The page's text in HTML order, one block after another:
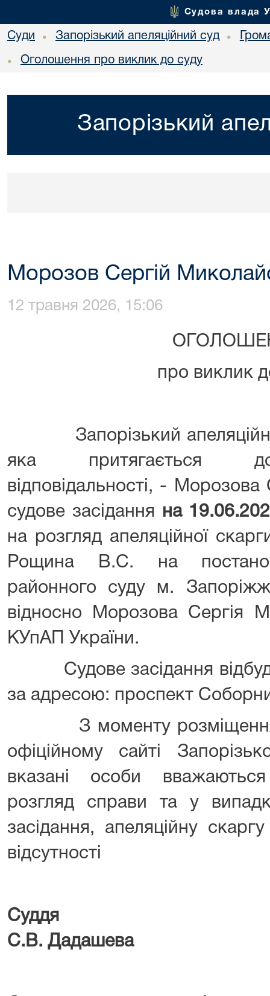
Судова влада
Суди • Запорізький апеляційний суд •
• Оголошення про виклик до суду
Запорізький
Морозов Сергій
12 травня 2026, 15:06
про виклик
Запорізький
яка притягається до
відповідальності, -
судове засідання
на 19.06
на розгляд апеляційної
Рощина В.С. на
районного суду м.
відносно Морозова Сергія
КУпАП України.
Судове засідання
за адресою: проспект
З моменту розміщення
офіційному сайті
вказані особи
розгляд справи та у
засідання, апеляційну
відсутності
С.В. Дадашева